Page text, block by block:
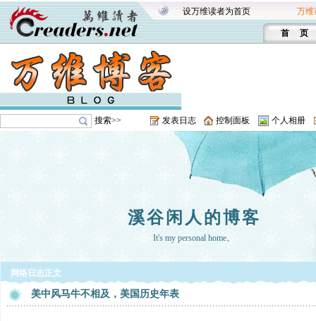
设万维读者为首页 万维
首 页
搜索>> 发表日志 控制面板 个人相册
溪谷闲人的博客
It's my personal home。
网络日志正文
美中风马牛不相及，美国历史年表